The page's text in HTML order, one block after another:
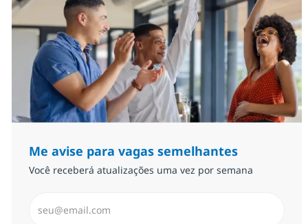
Me avise para vagas semelhantes
Você receberá atualizações uma vez por semana